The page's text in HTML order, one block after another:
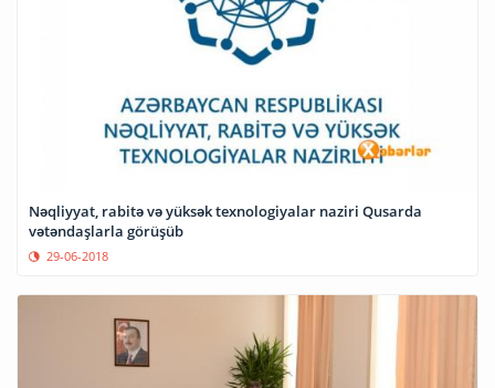
Nəqliyyat, rabitə və yüksək texnologiyalar naziri Qusarda
vətəndaşlarla görüşüb
29-06-2018